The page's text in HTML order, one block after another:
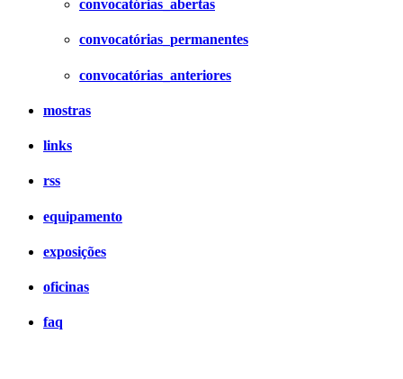
convocatórias_abertas
convocatórias_permanentes
convocatórias_anteriores
mostras
links
rss
equipamento
exposições
oficinas
faq